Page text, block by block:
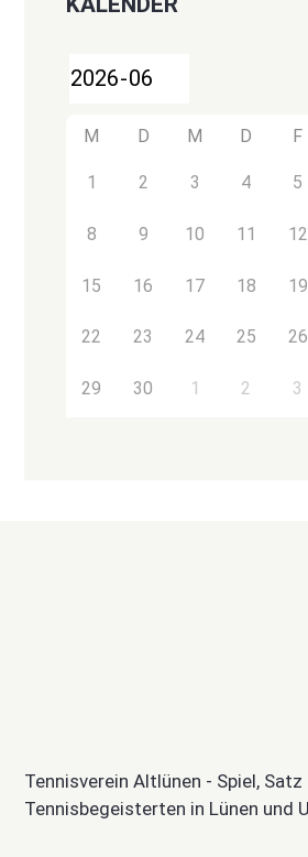
M D M D F
1 2 3 4 5
8 9 10 11 12
15 16 17 18 19
22 23 24 25 26
29 30 1 2 3
Tennisverein Altlünen - Spiel,
Tennisbegeisterten in Lünen und